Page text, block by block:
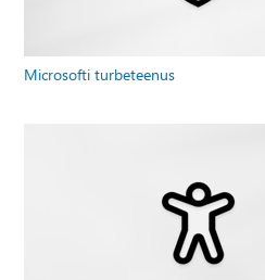
Microsofti turbeteenus